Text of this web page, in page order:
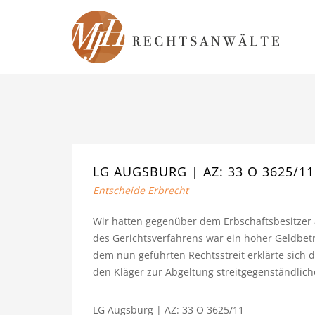
LG AUGSBURG | AZ: 33 O 3625/11
Entscheide Erbrecht
Wir hatten gegenüber dem
des Gerichtsverfahrens war ein hoher
dem nun geführten Rechtsstreit erklärte sich
den Kläger zur Abgeltung
LG Augsburg | AZ: 33 O 3625/11